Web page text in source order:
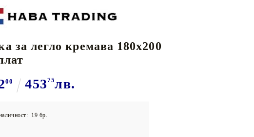
Баскетбол
Бейзбол и софтбол
Основно спортно оборудване
за легло кремава 180x200
00 45375лв.
19 бр.